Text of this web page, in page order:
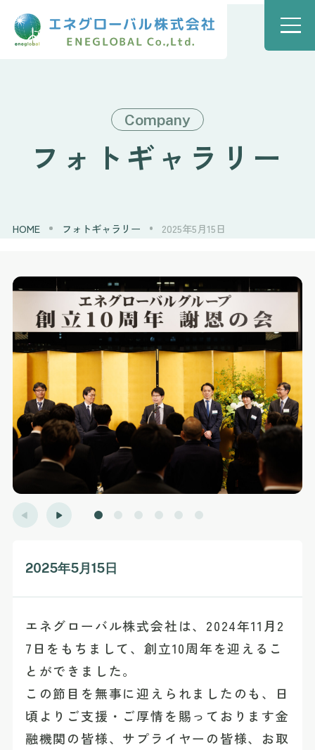
Company
フォトギャラリー
HOME フォトギャラリー 2025年5月15日
2025年5月15日
エネグローバル株式会社は、2024年11月2
7日をもちまして、創立10周年を迎えるこ
とができました。
この節目を無事に迎えられましたのも、日
頃よりご支援・ご厚情を賜っております金
融機関の皆様、サプライヤーの皆様、お取